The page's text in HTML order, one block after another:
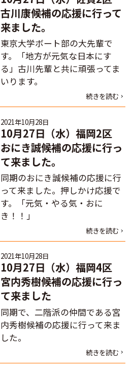
古川康候補の応援に行って
来ました。
東京大学ボート部の大先輩で
す。「地方が元気な日本にす
る」古川先輩と共に頑張ってま
いります。
続きを読む
2021年10月28日
10月27日（水）福岡2区
おにき誠候補の応援に行っ
て来ました。
同期のおにき誠候補の応援に行
って来ました。押しかけ応援で
す。「元気・やる気・おに
き！！」
続きを読む
2021年10月28日
10月27日（水）福岡4区
宮内秀樹候補の応援に行っ
て来ました
同期で、二階派の仲間である宮
内秀樹候補の応援に行って来ま
した。
続きを読む